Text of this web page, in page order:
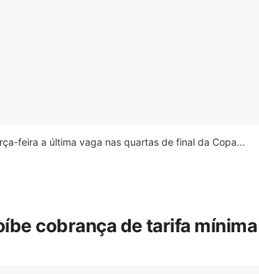
feira a última vaga nas quartas de final da Copa...
cobrança de tarifa